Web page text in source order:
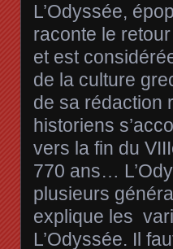
L’Odyssée,
raconte le
et est
de la culture
de sa rédaction
historiens
vers la fin du
770 ans…
plusieurs
explique les
L’Odyssée. Il